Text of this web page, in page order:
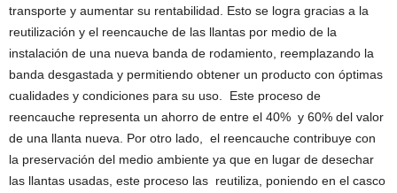
transporte y aumentar su rentabilidad. Esto se logra gracias a la
reutilización y el reencauche de las llantas por medio de la
instalación de una nueva banda de rodamiento, reemplazando la
banda desgastada y permitiendo obtener un producto con óptimas
cualidades y condiciones para su uso. Este proceso de
reencauche representa un ahorro de entre el 40% y 60% del valor
de una llanta nueva. Por otro lado, el reencauche contribuye con
la preservación del medio ambiente ya que en lugar de desechar
las llantas usadas, este proceso las reutiliza, poniendo en el casco